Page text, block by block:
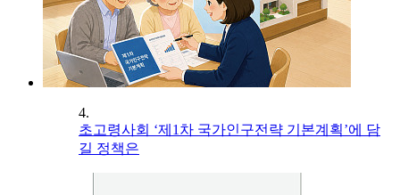
4.
초고령사회 ‘제1차 국가인구전략 기본계획’에 담
길 정책은